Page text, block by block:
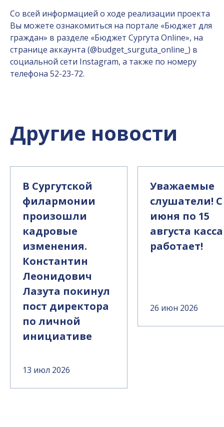
Со всей информацией о ходе реализации проекта
Вы можете ознакомиться на портале «Бюджет для
граждан» в разделе «Бюджет Сургута Online», на
странице аккаунта (@budget_surguta_online_) в
социальной сети Instagram, а также по номеру
телефона 52-23-72.
Другие новости
В Сургутской
филармонии
произошли
кадровые
изменения.
Константин
Леонидович
Лазута покинул
пост директора
по личной
инициативе
13 июл 2026
Уважаемые
слушатели! С
июня по 15
августа
работает!
26 июн 2026